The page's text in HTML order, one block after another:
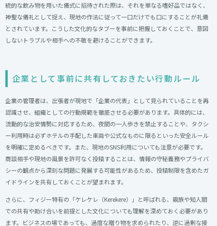
統的な飲み物を用いた儀式に招待された際は、それを単なる嗜好品ではなく、
神聖な儀礼として捉え、現地の作法に従って一口だけでも口にすることが礼儀
とされています。こうした文化的なタブーを事前に把握しておくことで、意図
しないトラブルや相手への不敬を避けることができます。
企業として事前に共有しておきたい行動ルール​
企業の管理者は、出張者が現地で「企業の代表」として見られていることを再
認識させ、組織としての行動規範を徹底させる必要があります。具体的には、
流動的な治安情勢に対応するため、夜間の一人歩きを禁止することや、タクシ
ー利用時は必ずホテルの手配した車両や公式なものに限るといった安全ルール
を明確に定めるべきです。また、現地のSNS利用についても注意が必要です。
商談相手や現地の風景を許可なく投稿することは、情報の守秘義務やプライバ
シーの観点から深刻な問題に発展する可能性があるため、投稿制限を含めたガ
イドラインを共有しておくことが望まれます。
さらに、フィジー特有の「ケレケレ（Kerekere）」と呼ばれる、親族や知人間
での共有や助け合いを前提とした文化についても理解を深めておく必要があり
ます。ビジネスの場であっても、過度な贈り物を求められたり、逆に過剰な接